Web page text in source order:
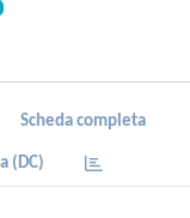
Scheda completa
(DC)